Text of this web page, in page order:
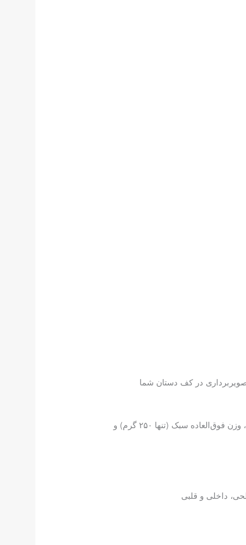
GE BM256 ELEMENT نسل جدید دستگاه‌های سونوگرافی پرتابل است که با طراحی ارگونومیک، وزن فوق‌العاده سبک (تنها ۲۵۰ گرم) و